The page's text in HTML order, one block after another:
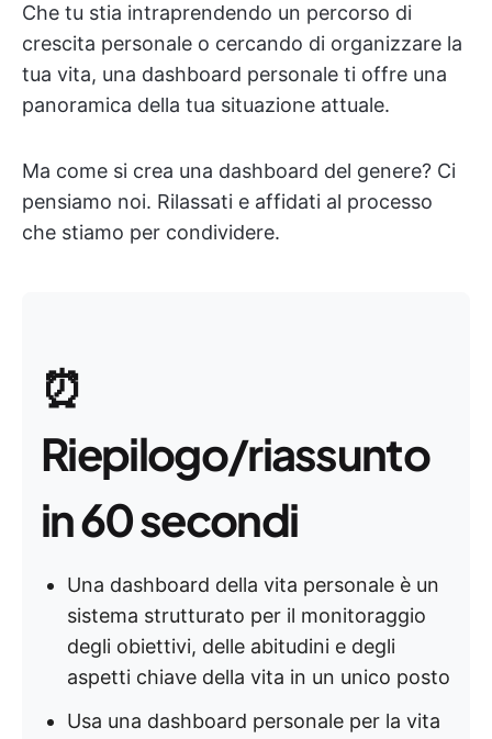
Che tu stia intraprendendo un percorso di
crescita personale o cercando di organizzare la
tua vita, una dashboard personale ti offre una
panoramica della tua situazione attuale.
Ma come si crea una dashboard del genere? Ci
pensiamo noi. Rilassati e affidati al processo
che stiamo per condividere.
⏰
Riepilogo/riassunto
in 60 secondi
Una dashboard della vita personale è un
sistema strutturato per il monitoraggio
degli obiettivi, delle abitudini e degli
aspetti chiave della vita in un unico posto
Usa una dashboard personale per la vita